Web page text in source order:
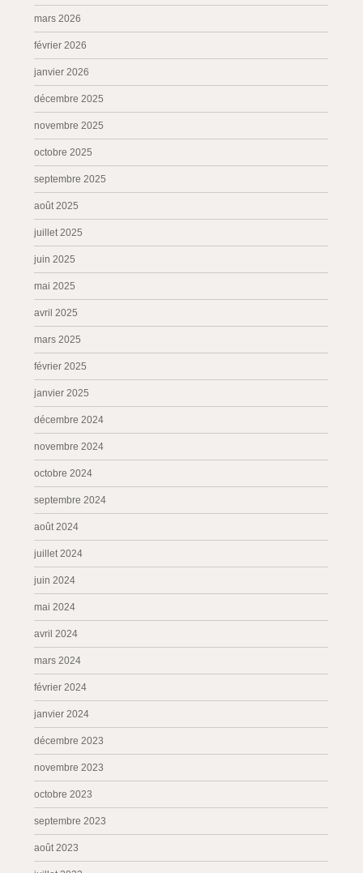
mars 2026
février 2026
janvier 2026
décembre 2025
novembre 2025
octobre 2025
septembre 2025
août 2025
juillet 2025
juin 2025
mai 2025
avril 2025
mars 2025
février 2025
janvier 2025
décembre 2024
novembre 2024
octobre 2024
septembre 2024
août 2024
juillet 2024
juin 2024
mai 2024
avril 2024
mars 2024
février 2024
janvier 2024
décembre 2023
novembre 2023
octobre 2023
septembre 2023
août 2023